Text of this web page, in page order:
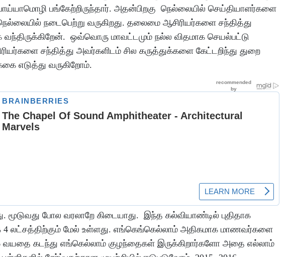
பங்கேற்றிருந்தார். அதன்பிறகு நெல்லையில் செய்தியாளர்களை
நடைபெற்று வருகிறது. தலைமை ஆசிரியர்களை சந்தித்து
ஒவ்வொரு மாவட்டமும் நல்ல விதமாக செயல்பட்டு
சந்தித்து அவர்களிடம் சில கருத்துக்களை கேட்டறிந்து துறை
எடுத்து வருகிறோம்.
போல வரலாறே கிடையாது. இந்த கல்வியாண்டில் புதிதாக
மேல் உள்ளது. எங்கெங்கெல்லாம் அதிகமாக மாணவர்களை
கடந்து எங்கெல்லாம் குழந்தைகள் இருக்கிறார்களோ அதை எல்லாம்